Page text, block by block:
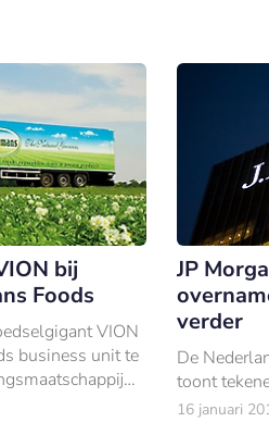
bij
Foods
VION
business unit te
JP
verder
De
toont
16 januari